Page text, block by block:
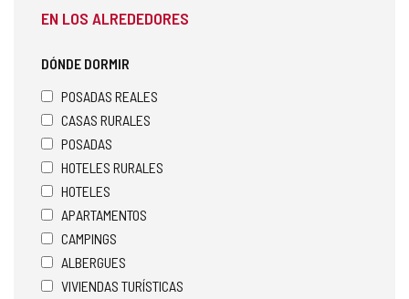
EN LOS ALREDEDORES
DÓNDE DORMIR
POSADAS REALES
CASAS RURALES
POSADAS
HOTELES RURALES
HOTELES
APARTAMENTOS
CAMPINGS
ALBERGUES
VIVIENDAS TURÍSTICAS